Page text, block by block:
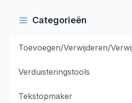
Categorieën
Toevoegen/Verwijderen/
Verduisteringstools
Tekstopmaker